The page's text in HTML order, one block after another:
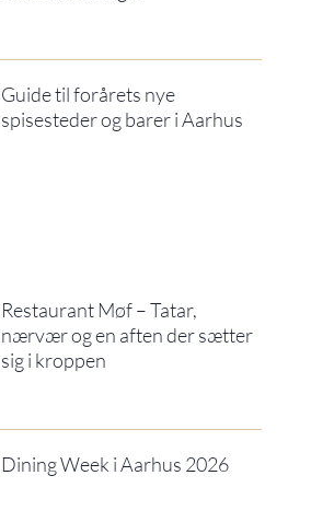
Guide til forårets nye
spisesteder og barer i Aarhus
Restaurant Møf – Tatar,
nærvær og en aften der sætter
sig i kroppen
Dining Week i Aarhus 2026